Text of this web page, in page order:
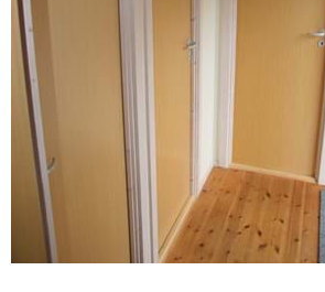
Tips Og Tricks
GARTNER
Beplantning
Belægning
Skadedyr